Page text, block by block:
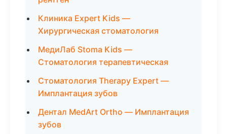
Клиника Expert Kids —
Хирургическая стоматология
МедиЛаб Stoma Kids —
Стоматология терапевтическая
Стоматология Therapy Expert —
Имплантация зубов
Дентал MedArt Ortho — Имплантация
зубов